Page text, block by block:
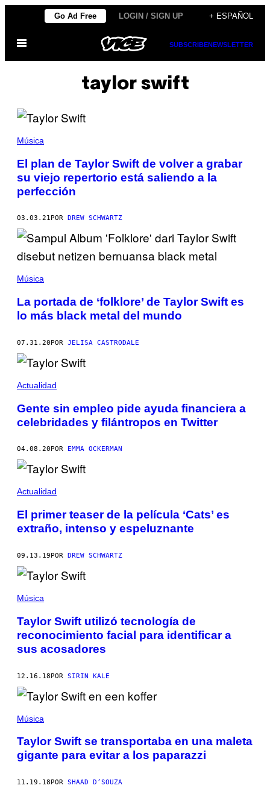
contenido
Go Ad Free LOGIN / SIGN UP + ESPAÑOL
Abrir
SUBSCRIBENEWSLETTER
taylor swift
Música
El plan de Taylor Swift de volver a grabar
su viejo repertorio está saliendo a la
perfección
03.03.21 POR DREW SCHWARTZ
Música
La portada de ‘folklore’ de Taylor Swift es
lo más black metal del mundo
07.31.20POR JELISA CASTRODALE
Actualidad
Gente sin empleo pide ayuda financiera a
celebridades y filántropos en Twitter
04.08.20 POR EMMA OCKERMAN
Actualidad
El primer teaser de la película ‘Cats’ es
extraño, intenso y espeluznante
09.13.19POR DREW SCHWARTZ
Música
Taylor Swift utilizó tecnología de
reconocimiento facial para identificar a
sus acosadores
12.16.18POR SIRIN KALE
Música
Taylor Swift se transportaba en una maleta
gigante para evitar a los paparazzi
11.19.18 POR SHAAD D’SOUZA